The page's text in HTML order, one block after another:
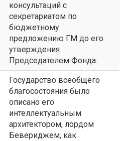
консультаций с
секретариатом по
бюджетному
предложению ГМ до его
утверждения
Председателем Фонда.
Государство всеобщего
благосостояния было
описано его
интеллектуальным
архитектором, лордом
Бевериджем, как